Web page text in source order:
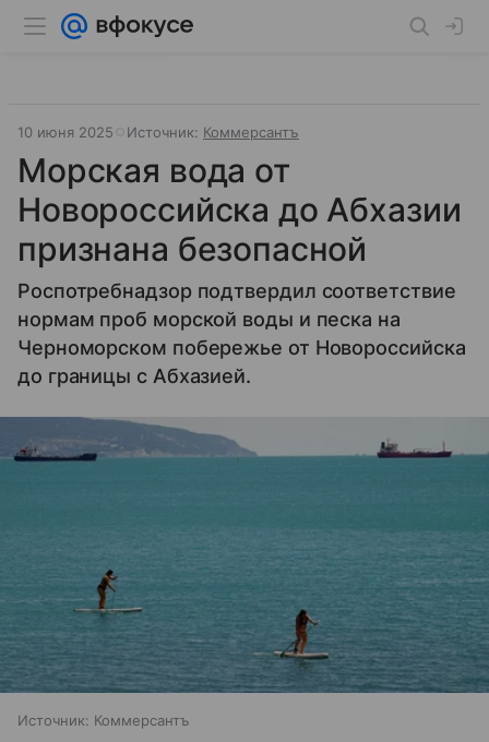
10 июня 2025 Источник: Коммерсантъ
Морская вода от
Новороссийска до Абхазии
признана безопасной
Роспотребнадзор подтвердил соответствие
нормам проб морской воды и песка на
Черноморском побережье от Новороссийска
до границы с Абхазией.
Источник: Коммерсантъ